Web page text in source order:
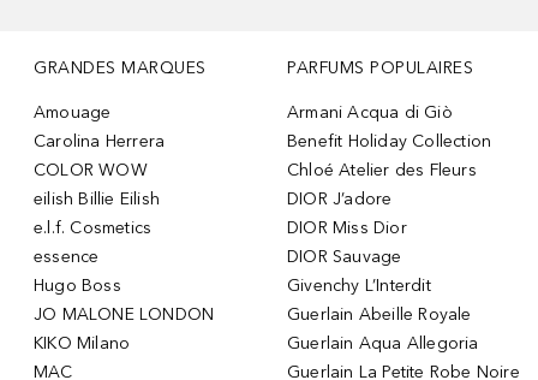
GRANDES MARQUES
Amouage
Carolina Herrera
COLOR WOW
eilish Billie Eilish
e.l.f. Cosmetics
essence
Hugo Boss
JO MALONE LONDON
KIKO Milano
MAC
PARFUMS POPULAIRES
Armani Acqua di Giò
Benefit Holiday Collection
Chloé Atelier des Fleurs
DIOR J’adore
DIOR Miss Dior
DIOR Sauvage
Givenchy L’Interdit
Guerlain Abeille Royale
Guerlain Aqua Allegoria
Guerlain La Petite Robe Noire